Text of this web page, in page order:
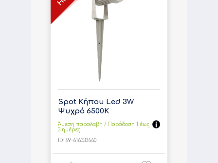
Spot Κήπου Led 3W
Ψυχρό 6500Κ
Άμεση παραλαβή / Παράδoση 1 έως
3 ημέρες
ID: 69-616333660